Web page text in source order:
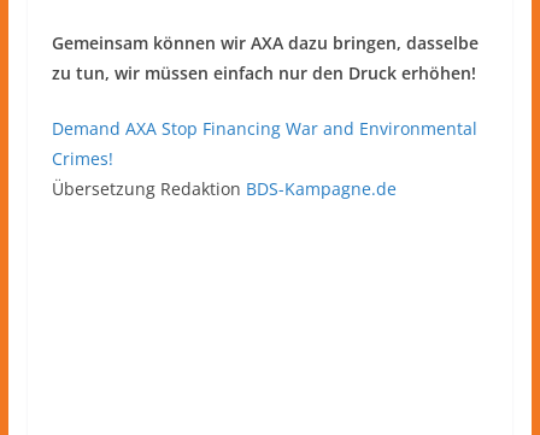
Gemeinsam können wir AXA dazu bringen, dasselbe
zu tun, wir müssen einfach nur den Druck erhöhen!
Demand AXA Stop Financing War and Environmental
Crimes!
Übersetzung Redaktion BDS-Kampagne.de